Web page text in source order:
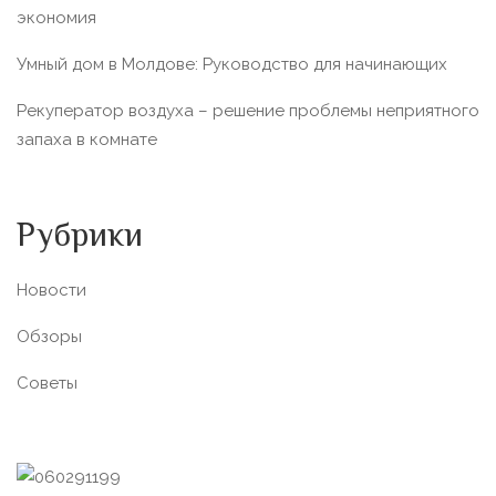
экономия
Умный дом в Молдове: Руководство для начинающих
Рекуператор воздуха – решение проблемы неприятного
запаха в комнате
Рубрики
Новости
Обзоры
Советы